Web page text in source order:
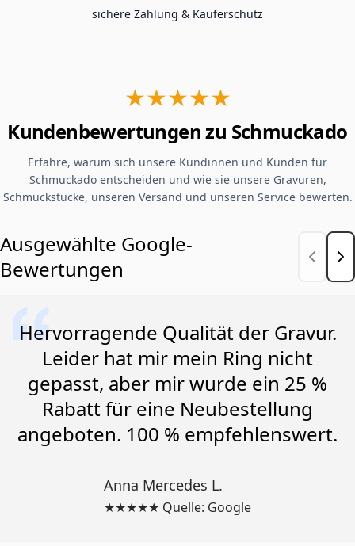
sichere Zahlung & Käuferschutz
★★★★★
Kundenbewertungen zu Schmuckado
Erfahre, warum sich unsere Kundinnen und Kunden für
Schmuckado entscheiden und wie sie unsere Gravuren,
Schmuckstücke, unseren Versand und unseren Service bewerten.
Ausgewählte Google-
Bewertungen
Hervorragende Qualität der Gravur.
Leider hat mir mein Ring nicht
gepasst, aber mir wurde ein 25 %
Rabatt für eine Neubestellung
angeboten. 100 % empfehlenswert.
Anna Mercedes L.
★★★★★ Quelle: Google